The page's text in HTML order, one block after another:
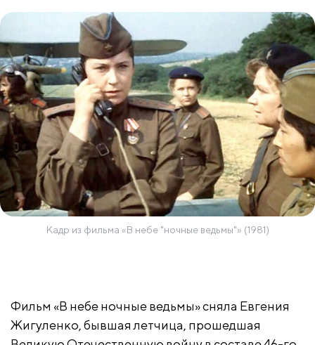
Кадр из фильма «В небе "ночные ведьмы"» (1981)
Фильм «В небе ночные ведьмы» сняла Евгения
Жигуленко, бывшая летчица, прошедшая